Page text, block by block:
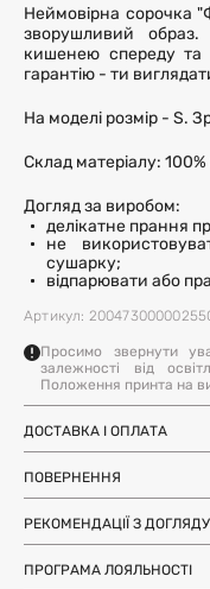
Неймовірна сорочка
зворушливий
кишенею спереду та
гарантію - ти
На моделі розмір - S.
Склад матеріалу:
Догляд за виробом:
делікатне прання
не
сушарку;
відпарювати або
Артикул:
Просимо звернути
залежності від
Положення принта на
ДОСТАВКА І ОПЛАТА
Україні)
Самовивіз з магазинів
Міжнародна доставка
Global
Доставка день в день по
умови наявності на складі
ПОВЕРНЕННЯ
Ми залишили
почувались
повернути або
отримання замовлення.
РЕКОМЕНДАЦІЇ З
не прасувати;
не прати у
ПРОГРАМА ЛОЯЛЬНОСТІ